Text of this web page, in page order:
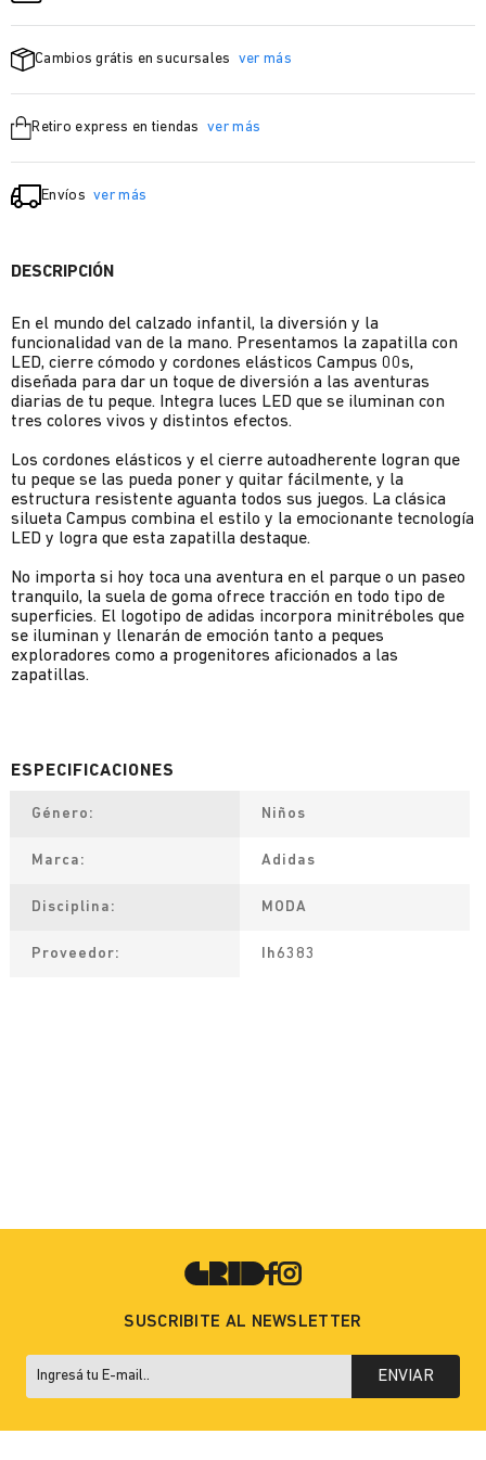
Cambios grátis en sucursales ver más
Retiro express en tiendas ver más
Envíos ver más
DESCRIPCIÓN
En el mundo del calzado infantil, la diversión y la
funcionalidad van de la mano. Presentamos la zapatilla con
LED, cierre cómodo y cordones elásticos Campus 00s,
diseñada para dar un toque de diversión a las aventuras
diarias de tu peque. Integra luces LED que se iluminan con
tres colores vivos y distintos efectos.
Los cordones elásticos y el cierre autoadherente logran que
tu peque se las pueda poner y quitar fácilmente, y la
estructura resistente aguanta todos sus juegos. La clásica
silueta Campus combina el estilo y la emocionante tecnología
LED y logra que esta zapatilla destaque.
No importa si hoy toca una aventura en el parque o un paseo
tranquilo, la suela de goma ofrece tracción en todo tipo de
superficies. El logotipo de adidas incorpora minitréboles que
se iluminan y llenarán de emoción tanto a peques
exploradores como a progenitores aficionados a las
zapatillas.
Género Niños
Marca Adidas
Disciplina MODA
Proveedor Ih6383
SUSCRIBITE AL NEWSLETTER
ENVIAR